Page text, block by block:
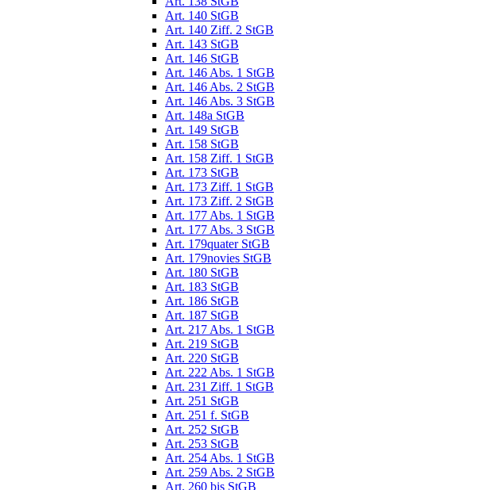
Art. 140 StGB
Art. 140 Ziff. 2 StGB
Art. 143 StGB
Art. 146 StGB
Art. 146 Abs. 1 StGB
Art. 146 Abs. 2 StGB
Art. 146 Abs. 3 StGB
Art. 148a StGB
Art. 149 StGB
Art. 158 StGB
Art. 158 Ziff. 1 StGB
Art. 173 StGB
Art. 173 Ziff. 1 StGB
Art. 173 Ziff. 2 StGB
Art. 177 Abs. 1 StGB
Art. 177 Abs. 3 StGB
Art. 179quater StGB
Art. 179novies StGB
Art. 180 StGB
Art. 183 StGB
Art. 186 StGB
Art. 187 StGB
Art. 217 Abs. 1 StGB
Art. 219 StGB
Art. 220 StGB
Art. 222 Abs. 1 StGB
Art. 231 Ziff. 1 StGB
Art. 251 StGB
Art. 251 f. StGB
Art. 252 StGB
Art. 253 StGB
Art. 254 Abs. 1 StGB
Art. 259 Abs. 2 StGB
Art. 260 bis StGB